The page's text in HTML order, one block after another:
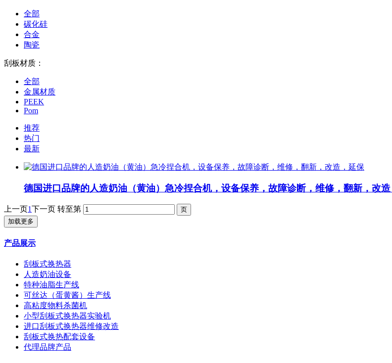
全部
碳化硅
合金
陶瓷
刮板材质：
全部
金属材质
PEEK
Pom
推荐
热门
最新
德国进口品牌的人造奶油（黄油）急冷捏合机，设备保养，故障诊断，维修，翻新，改
上一页1下一页 转至第
加载更多
产品展示
刮板式换热器
人造奶油设备
特种油脂生产线
可丝达（蛋黄酱）生产线
高粘度物料杀菌机
小型刮板式换热器实验机
进口刮板式换热器维修改造
刮板式换热配套设备
代理品牌产品